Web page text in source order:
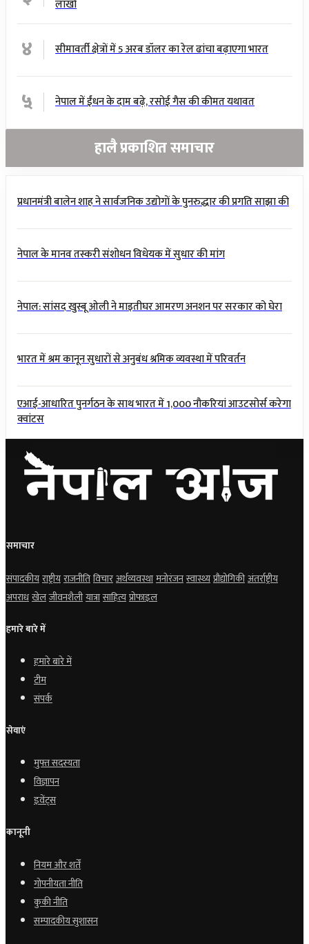
लाखों
४ सीमावर्ती क्षेत्रों में 5 अरब डॉलर का रेल ढांचा बढ़ाएगा भारत
५ नेपाल में ईंधन के दाम बढ़े, रसोई गैस की कीमत यथावत
हालै प्रकाशित समाचार
प्रधानमंत्री बालेन शाह ने सार्वजनिक उद्योगों के पुनरुद्धार की प्रगति साझा की
नेपाल के मानव तस्करी संशोधन विधेयक में सुधार की मांग
नेपाल: सांसद खुस्बू ओली ने माइतीघर आमरण अनशन पर सरकार को घेरा
भारत में श्रम कानून सुधारों से अनुबंध श्रमिक व्यवस्था में परिवर्तन
एआई-आधारित पुनर्गठन के साथ भारत में 1,000 नौकरियां आउटसोर्स करेगा
क्वांटस
समाचार
संपादकीयराष्ट्रीयराजनीतिविचारअर्थव्यवस्थामनोरंजनस्वास्थ्यप्रौद्योगिकीअंतर्राष्ट्रीय
अपराधखेलजीवनशैलीयात्रासाहित्यप्रोफाइल
हमारे बारे में
हमारे बारे में
टीम
संपर्क
सेवाएं
मुफ्त सदस्यता
विज्ञापन
इवेंट्स
कानूनी
नियम और शर्तें
गोपनीयता नीति
कुकी नीति
सम्पादकीय सुशासन